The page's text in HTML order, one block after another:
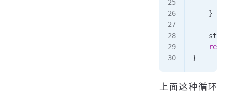
    }
}
上面这种循环